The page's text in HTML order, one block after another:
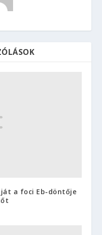
a foci Eb-döntője